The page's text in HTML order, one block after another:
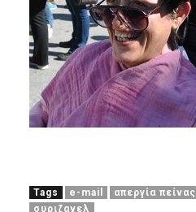
Tags e-mail απεργία πείνας
συριζανελ